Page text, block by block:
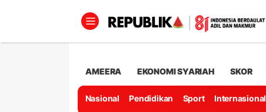
AMEERA EKONOMI SYARIAH SKOR
Nasional Pendidikan Sport Internasional